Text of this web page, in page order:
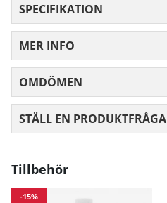
SPECIFIKATION
MER INFO
OMDÖMEN
STÄLL EN PRODUKTFRÅGA
Tillbehör
-15%